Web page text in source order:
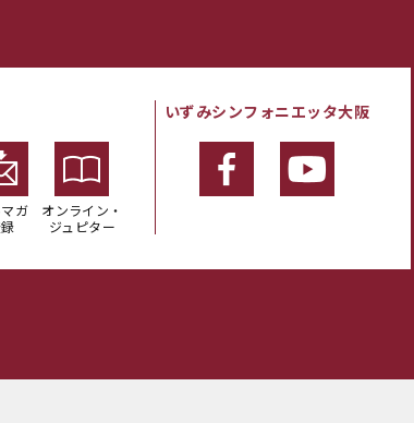
ガ
オンライン・
ジュピター
いずみシンフォニエッタ大阪